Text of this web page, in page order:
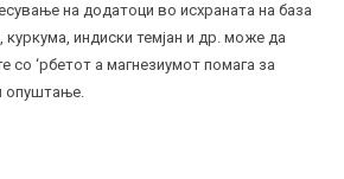
на додатоци во исхраната на база
куркума, индиски темјан и др. може да
со ‘рбетот а магнезиумот помага за
опуштање.